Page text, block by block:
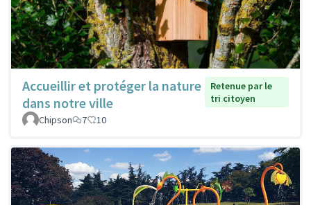
Accueillir et protéger la nature
dans notre ville
Retenue par le
tri citoyen
Chipson
7 10